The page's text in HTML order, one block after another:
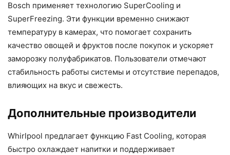
Bosch применяет технологию SuperCooling и
SuperFreezing. Эти функции временно снижают
температуру в камерах, что помогает сохранить
качество овощей и фруктов после покупок и ускоряет
заморозку полуфабрикатов. Пользователи отмечают
стабильность работы системы и отсутствие перепадов,
влияющих на вкус и свежесть.
Дополнительные производители
Whirlpool предлагает функцию Fast Cooling, которая
быстро охлаждает напитки и поддерживает